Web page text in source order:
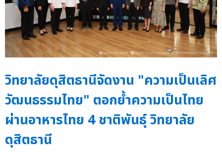
วิทยาลัยดุสิตธานีจัดงาน "ความเป็นเลิศ
วัฒนธรรมไทย" ตอกย้ำความเป็นไทย
ผ่านอาหารไทย 4 ชาติพันธุ์ วิทยาลัย
ดุสิตธานี